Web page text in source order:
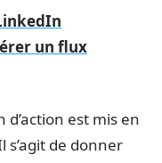
un flux
est mis en
s’agit de donner